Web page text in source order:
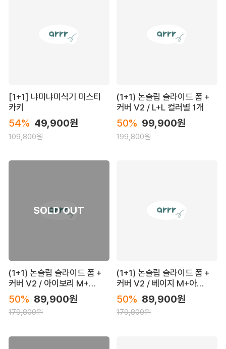
[1+1] 냐미냐미식기 미스티
카키
54% 49,900원
109,800원
(1+1) 논슬립 슬라이드 폼 +
커버 V2 / L+L 컬러별 1개
50% 99,900원
199,800원
(1+1) 논슬립 슬라이드 폼 +
커버 V2 / 아이보리 M+베
이지 L
50% 89,900원
179,800원
(1+1) 논슬립 슬라이드 폼 +
커버 V2 / 베이지 M+아이
보리 L
50% 89,900원
179,800원